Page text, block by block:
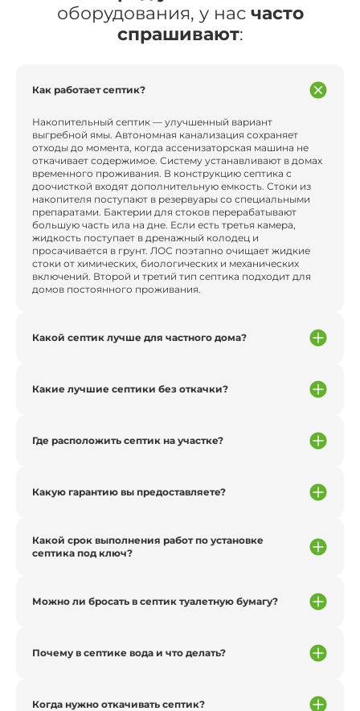
оборудования, у нас часто
спрашивают:
Как работает септик?
Накопительный септик — улучшенный вариант
выгребной ямы. Автономная канализация сохраняет
отходы до момента, когда ассенизаторская машина не
откачивает содержимое. Систему устанавливают в домах
временного проживания. В конструкцию септика с
доочисткой входят дополнительную емкость. Стоки из
накопителя поступают в резервуары со специальными
препаратами. Бактерии для стоков перерабатывают
большую часть ила на дне. Если есть третья камера,
жидкость поступает в дренажный колодец и
просачивается в грунт. ЛОС поэтапно очищает жидкие
стоки от химических, биологических и механических
включений. Второй и третий тип септика подходит для
домов постоянного проживания.
Какой септик лучше для частного дома?
Какие лучшие септики без откачки?
Где расположить септик на участке?
Какую гарантию вы предоставляете?
Какой срок выполнения работ по установке
септика под ключ?
Можно ли бросать в септик туалетную бумагу?
Почему в септике вода и что делать?
Когда нужно откачивать септик?